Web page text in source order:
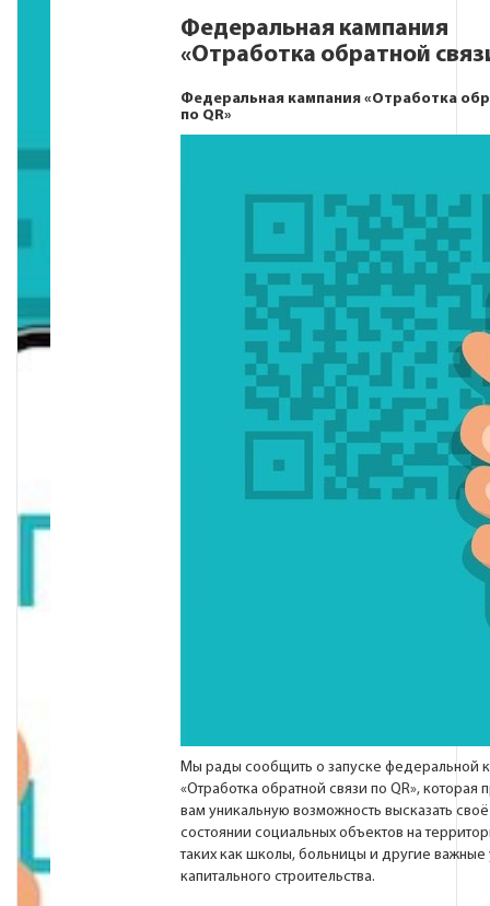
Федеральная кампания
«Отработка обратной
Федеральная кампания «Отработка
по QR»
Мы рады сообщить о запуске федеральной
«Отработка обратной связи по QR», которая
вам уникальную возможность высказать
состоянии социальных объектов на
таких как школы, больницы и другие
капитального строительства.